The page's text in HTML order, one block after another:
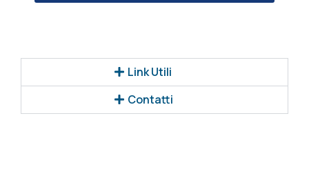
Link Utili
Contatti